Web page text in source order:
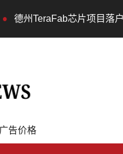
芯片项目落户奥斯汀 马
广告价格